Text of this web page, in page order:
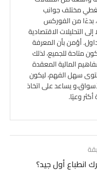
تغطي مختلف جوانب
بدءًا من الفوركس
التحليلات الاقتصادية
أؤمن بأن المعرفة
متاحة للجميع، لذلك
المالية المعقدة
سهل الفهم، ليكون
يساعد على اتخاذ
وعيًا.
انطباع أول جيد؟